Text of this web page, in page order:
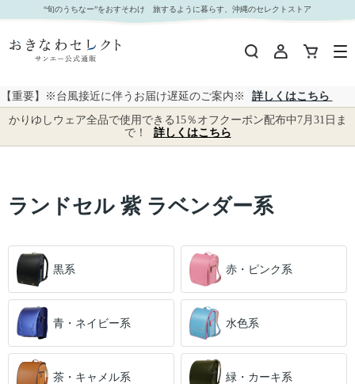
ランドセル 紫 ラベンダー系｜おきなわセレクト サンエー公式通販
“旬のうちなー”をおすそわけ 旅するように暮らす、沖縄のセレクトストア
【重要】※台風接近に伴うお届け遅延のご案内※
詳しくはこちら
かりゆしウェア全品で使用できる15％オフクーポン配布中7月31日ま
で！
詳しくはこちら
ランドセル 紫 ラベンダー系
黒系 赤・ピンク系
青・ネイビー系 水色系
茶・キャメル系 緑・カーキ系